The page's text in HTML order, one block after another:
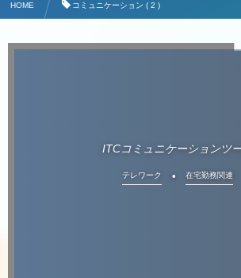
HOME コミュニケーション ( 2 )
ITCコミュニケーションツ
テレワーク 在宅勤務関連